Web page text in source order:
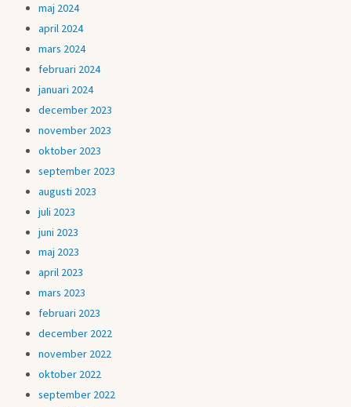
maj 2024
april 2024
mars 2024
februari 2024
januari 2024
december 2023
november 2023
oktober 2023
september 2023
augusti 2023
juli 2023
juni 2023
maj 2023
april 2023
mars 2023
februari 2023
december 2022
november 2022
oktober 2022
september 2022